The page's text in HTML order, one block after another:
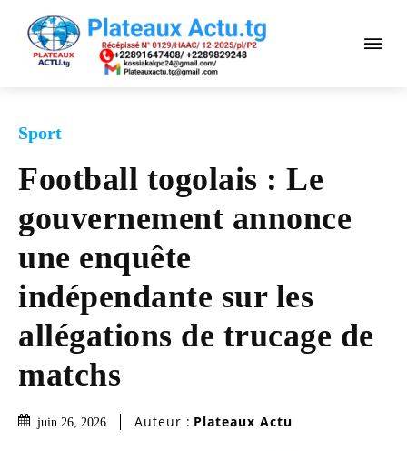
Sport
Football togolais : Le
gouvernement annonce
une enquête
indépendante sur les
allégations de trucage de
matchs
juin 26, 2026 Auteur : Plateaux Actu